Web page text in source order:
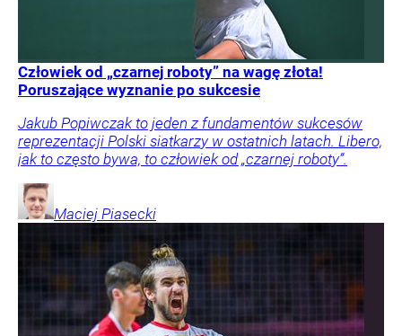
Człowiek od „czarnej roboty” na wagę złota!
Poruszające wyznanie po sukcesie
Jakub Popiwczak to jeden z fundamentów sukcesów
reprezentacji Polski siatkarzy w ostatnich latach. Libero,
jak to często bywa, to człowiek od „czarnej roboty”.
Maciej Piasecki